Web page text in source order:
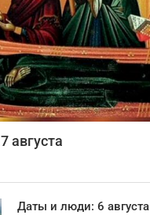
августа
Даты и люди: 6 августа